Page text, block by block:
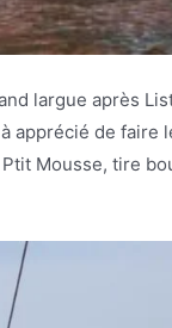
largue après
apprécié de
Mousse, tire